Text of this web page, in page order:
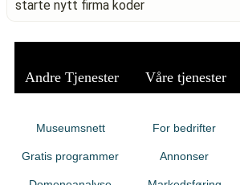
starte nytt firma koder
Andre Tjenester Våre tjenester
Museumsnett
Gratis programmer
For bedrifter
Annonser